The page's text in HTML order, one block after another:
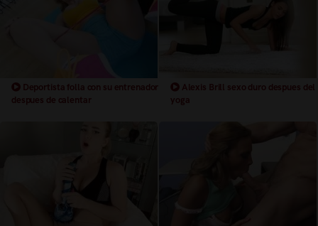
Deportista folla con su entrenador
despues de calentar
Alexis Brill sexo duro despues del
yoga